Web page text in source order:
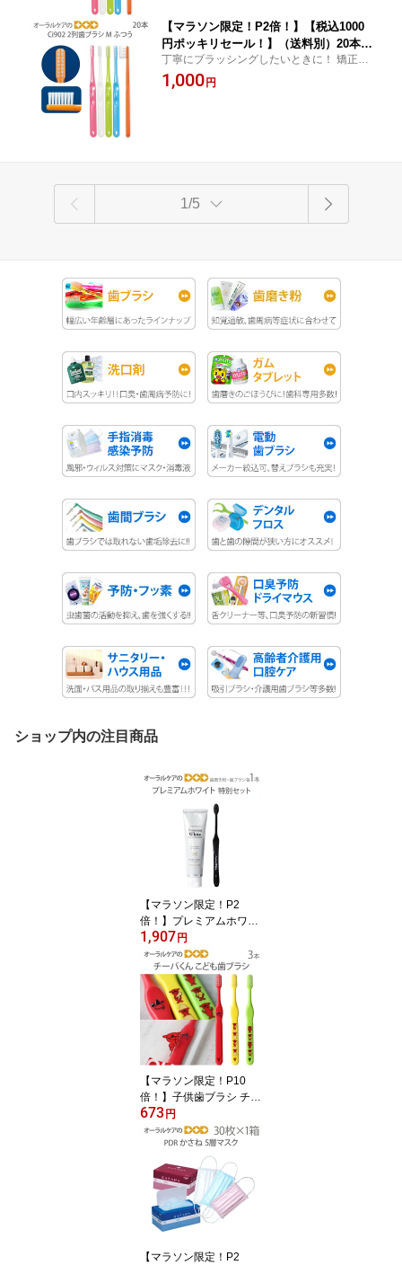
【マラソン限定！P2倍！】【税込1000
円ポッキリセール！】（送料別）20本
Ci902（M ふつう）【2列】【メール便
可 2セットまで】
丁寧にブラッシングしたいときに！ 矯正中
の方にもおすすめ！
1,000円
1/5
ショップ内の注目商品
【マラソン限定！P2
倍！】プレミアムホワイ
ト特別セット 歯磨き粉1
本＋歯ブラシ1本セット
ホワイトニングだけでは
終わらないトータルケア
セット ギフト【発泡剤無
配合】【父の日】【メー
ル便不可】
1,907円
【マラソン限定！P10
倍！】子供歯ブラシ チー
バくん こども歯ブラシ 3
色アソート 日本製 3本
【キャラクター大好き】
【メール便可 10セット(3
0本)まで】
673円
【マラソン限定！P2